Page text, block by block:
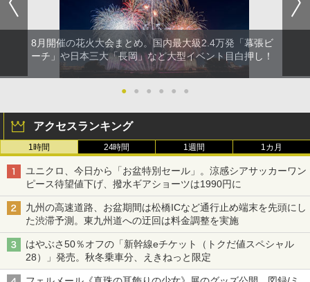
8月開催の花火大会まとめ。国内最大級2.4万発「幕張ビ
ーチ」や日本三大「長岡」など大型イベント目白押し！
● ● ● ● ● ●
アクセスランキング
1時間 24時間 1週間 1カ月
ユニクロ、今日から「お盆特別セール」。涼感シアサッカーワン
ピース待望値下げ、撥水ギアショーツは1990円に
九州の高速道路、お盆期間は松橋ICなど通行止め端末を先頭にし
た渋滞予測。東九州道への迂回は料金調整を実施
はやぶさ50％オフの「新幹線eチケット（トクだ値スペシャル
28）」発売。秋冬乗車分、えきねっと限定